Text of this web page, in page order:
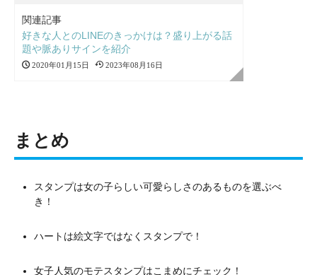
関連記事
好きな人とのLINEのきっかけは？盛り上がる話
題や脈ありサインを紹介
2020年01月15日 2023年08月16日
まとめ
スタンプは女の子らしい可愛らしさのあるものを選ぶべ
き！
ハートは絵文字ではなくスタンプで！
女子人気のモテスタンプはこまめにチェック！